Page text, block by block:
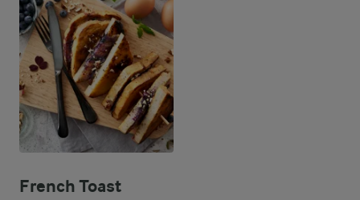
French Toast